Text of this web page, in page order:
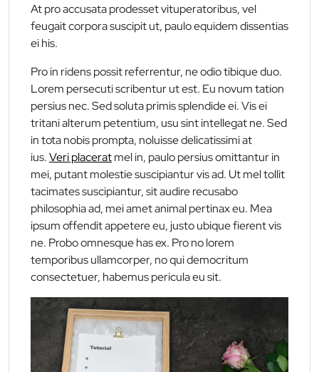
At pro accusata prodesset vituperatoribus, vel
feugait corpora suscipit ut, paulo equidem dissentias
ei his.
Pro in ridens possit referrentur, ne odio tibique duo.
Lorem persecuti scribentur ut est. Eu novum tation
persius nec. Sed soluta primis splendide ei. Vis ei
tritani alterum petentium, usu sint intellegat ne. Sed
in tota nobis prompta, noluisse delicatissimi at
ius.Veri placeratmel in, paulo persius omittantur in
mei, putant molestie suscipiantur vis ad. Ut mel tollit
tacimates suscipiantur, sit audire recusabo
philosophia ad, mei amet animal pertinax eu. Mea
ipsum offendit appetere eu, justo ubique fierent vis
ne. Probo omnesque has ex. Pro no lorem
temporibus ullamcorper, no qui democritum
consectetuer, habemus pericula eu sit.